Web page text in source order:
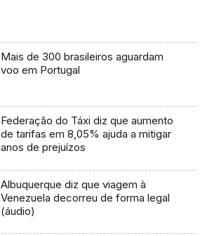
Mais de 300 brasileiros aguardam
voo em Portugal
Federação do Táxi diz que aumento
de tarifas em 8,05% ajuda a mitigar
anos de prejuízos
Albuquerque diz que viagem à
Venezuela decorreu de forma legal
(áudio)